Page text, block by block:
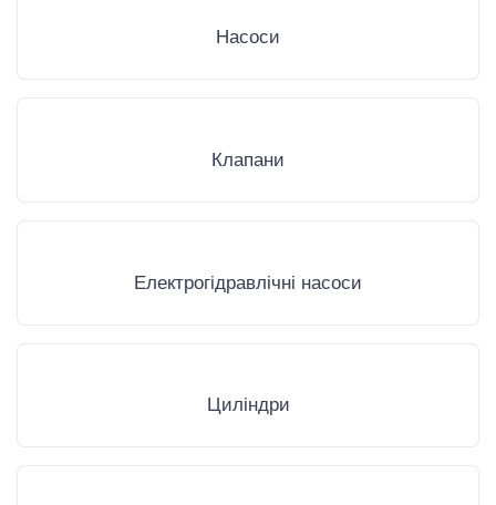
Насоси
Клапани
Електрогідравлічні насоси
Циліндри